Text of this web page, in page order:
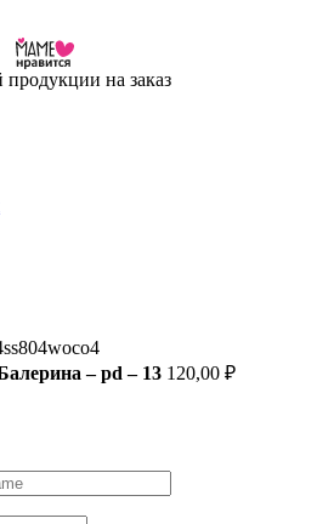
на заказ
– pd – 13 120,00 ₽